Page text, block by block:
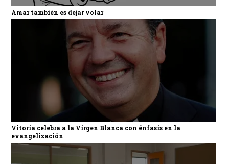
Amar también es dejar volar
Vitoria celebra a la Virgen Blanca con énfasis en la
evangelización